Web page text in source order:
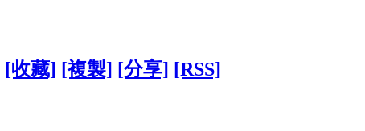
[收藏] [複製] [分享] [RSS]